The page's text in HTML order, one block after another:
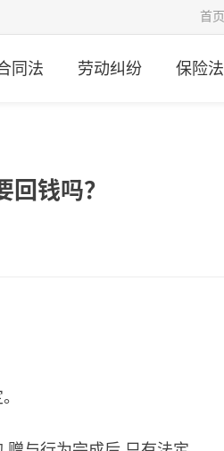
首页
同法 劳动纠纷 保险法
钱吗？